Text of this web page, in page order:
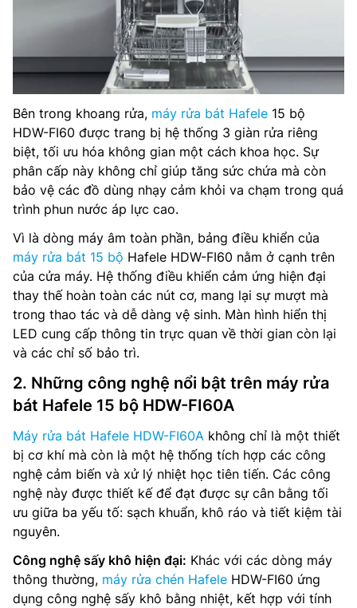
Bên trong khoang rửa, máy rửa bát Hafele 15 bộ
HDW-FI60 được trang bị hệ thống 3 giàn rửa riêng
biệt, tối ưu hóa không gian một cách khoa học. Sự
phân cấp này không chỉ giúp tăng sức chứa mà còn
bảo vệ các đồ dùng nhạy cảm khỏi va chạm trong quá
trình phun nước áp lực cao.
Vì là dòng máy âm toàn phần, bảng điều khiển của
máy rửa bát 15 bộ Hafele HDW-FI60 nằm ở cạnh trên
của cửa máy. Hệ thống điều khiển cảm ứng hiện đại
thay thế hoàn toàn các nút cơ, mang lại sự mượt mà
trong thao tác và dễ dàng vệ sinh. Màn hình hiển thị
LED cung cấp thông tin trực quan về thời gian còn lại
và các chỉ số bảo trì.
2. Những công nghệ nổi bật trên máy rửa
bát Hafele 15 bộ HDW-FI60A
Máy rửa bát Hafele HDW-FI60A không chỉ là một thiết
bị cơ khí mà còn là một hệ thống tích hợp các công
nghệ cảm biến và xử lý nhiệt học tiên tiến. Các công
nghệ này được thiết kế để đạt được sự cân bằng tối
ưu giữa ba yếu tố: sạch khuẩn, khô ráo và tiết kiệm tài
nguyên.
Công nghệ sấy khô hiện đại: Khác với các dòng máy
thông thường, máy rửa chén Hafele HDW-FI60 ứng
dụng công nghệ sấy khô bằng nhiệt, kết hợp với tính